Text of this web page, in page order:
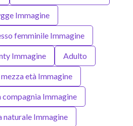
Immagine
femminile Immagine
Immagine Adulto
età Immagine
compagnia Immagine
naturale Immagine